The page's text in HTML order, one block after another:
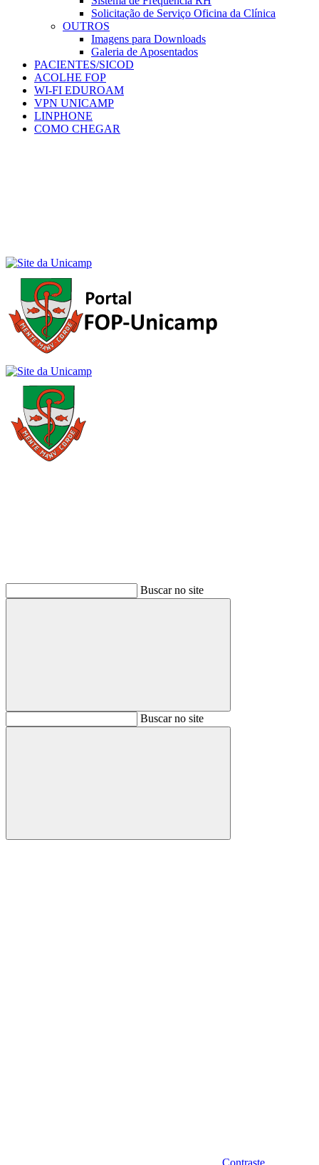
Solicitação de Serviço Oficina da Clínica
OUTROS
Imagens para Downloads
Galeria de Aposentados
PACIENTES/SICOD
ACOLHE FOP
WI-FI EDUROAM
VPN UNICAMP
LINPHONE
COMO CHEGAR
Buscar no site
BuscarBuscar no site
Buscar
Contraste